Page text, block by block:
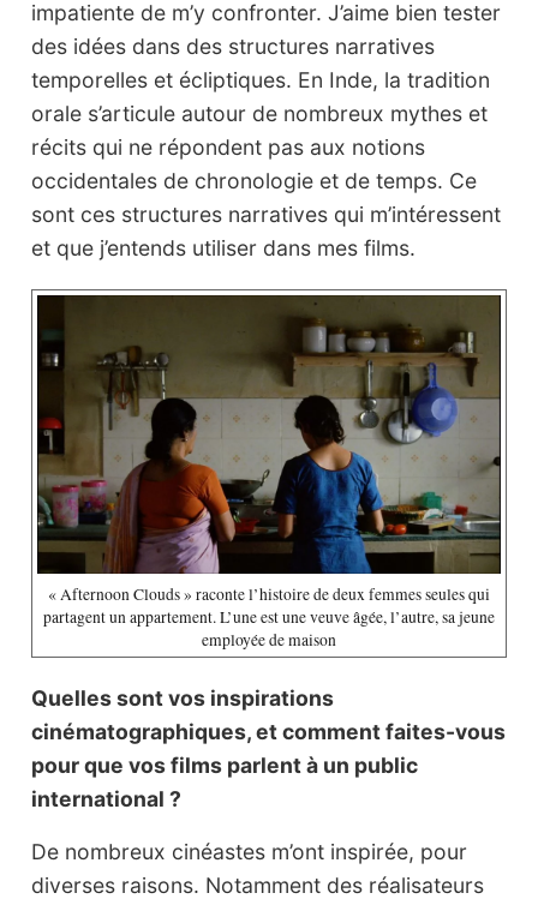
impatiente de m’y confronter. J’aime bien tester
des idées dans des structures narratives
temporelles et écliptiques. En Inde, la tradition
orale s’articule autour de nombreux mythes et
récits qui ne répondent pas aux notions
occidentales de chronologie et de temps. Ce
sont ces structures narratives qui m’intéressent
et que j’entends utiliser dans mes films.
« Afternoon Clouds » raconte l’histoire de deux femmes seules qui
partagent un appartement. L’une est une veuve âgée, l’autre, sa jeune
employée de maison
Quelles sont vos inspirations
cinématographiques, et comment faites-vous
pour que vos films parlent à un public
international ?
De nombreux cinéastes m’ont inspirée, pour
diverses raisons. Notamment des réalisateurs